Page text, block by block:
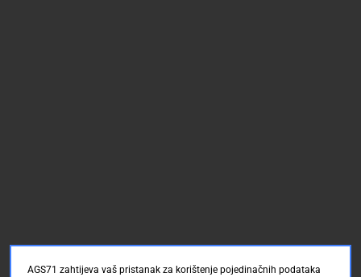
AGS71 zahtijeva vaš pristanak za korištenje pojedinačnih podataka